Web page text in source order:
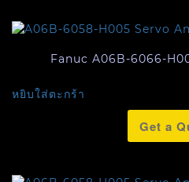
Fanuc A06B-6066-
หยิบใส่ตะกร้า
Get a